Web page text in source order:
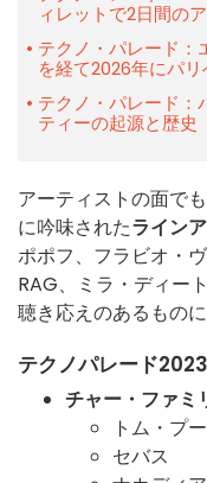
ィレットで2日間の
テクノ・パレード：
を経て2026年にパ
テクノ・パレード：
ティーの起源と歴史
アーティストの面でも
に吟味されたライン
ポポフ、フラビオ・
RAG、ミラ・ディー
聴き応えのあるもの
テクノパレード
チャー・ファミ
トム・プ
セバス